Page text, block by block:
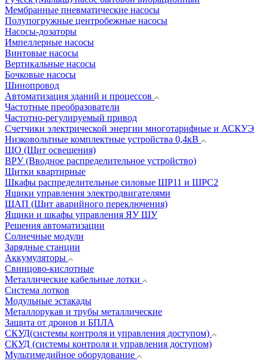
Мембранные пневматические насосы
Полупогружные центробежные насосы
Насосы-дозаторы
Импеллерные насосы
Винтовые насосы
Вертикальные насосы
Бочковые насосы
Шинопровод
Автоматизация зданий и процессов
Частотные преобразователи
Частотно-регулируемый привод
Счетчики электрической энергии многотарифные и АСКУЭ
Низковольтные комплектные устройства 0,4кВ
ЩО (Щит освещения)
ВРУ (Вводное распределительное устройство)
Щитки квартирные
Шкафы распределительные силовые ШР11 и ШРС2
Ящики управления электродвигателями
ЩАП (Щит аварийного переключения)
Ящики и шкафы управления ЯУ ШУ
Решения автоматизации
Солнечные модули
Зарядные станции
Аккумуляторы
Свинцово-кислотные
Металлические кабельные лотки
Система лотков
Модульные эстакады
Металлорукав и трубы металлические
Защита от дронов и БПЛА
СКУД(системы контроля и управления доступом)
СКУД (системы контроля и управления доступом)
Мультимедийное оборудование